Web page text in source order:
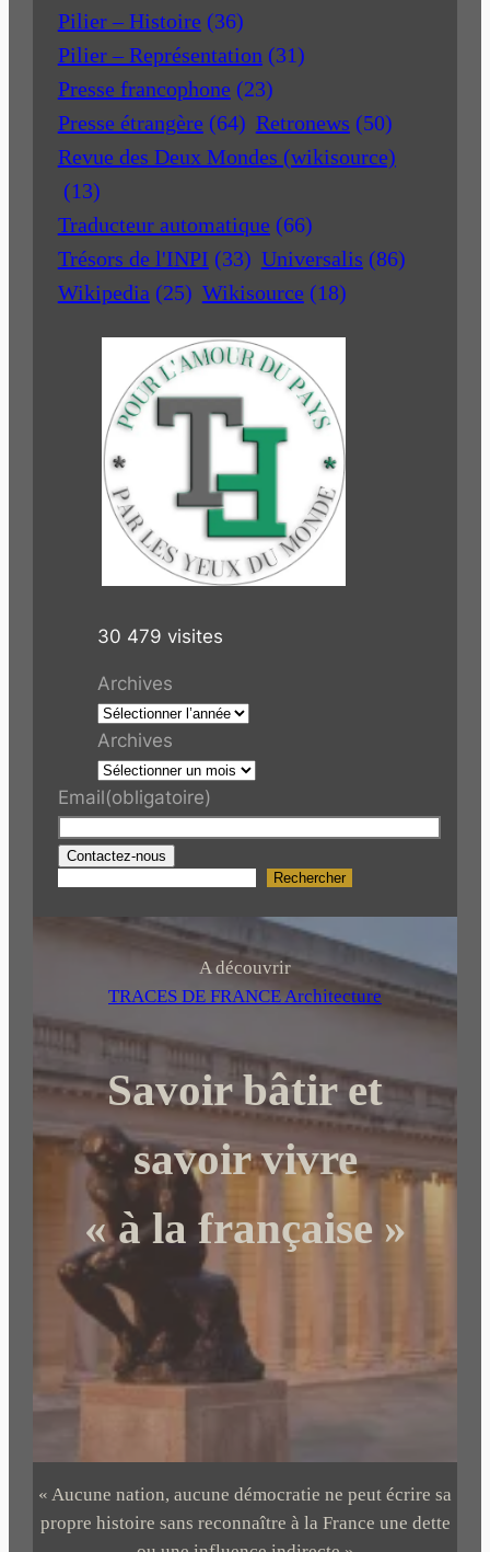
Pilier – Histoire (36)
Pilier – Représentation (31)
Presse francophone (23)
Presse étrangère (64) Retronews (50)
Revue des Deux Mondes (wikisource)
(13)
Traducteur automatique (66)
Trésors de l'INPI (33) Universalis (86)
Wikipedia (25) Wikisource (18)
30 479 visites
Archives
Archives
Email(obligatoire)
Contactez-nous
R
r
c
h
r
Rechercher
A découvrir
TRACES DE FRANCE Architecture
Savoir bâtir et
savoir vivre
« à la française »
« Aucune nation, aucune démocratie ne peut écrire sa
propre histoire sans reconnaître à la France une dette